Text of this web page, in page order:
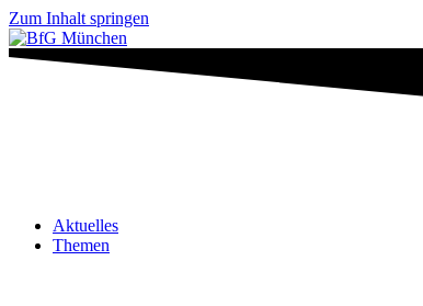
Zum Inhalt springen
Aktuelles
Themen